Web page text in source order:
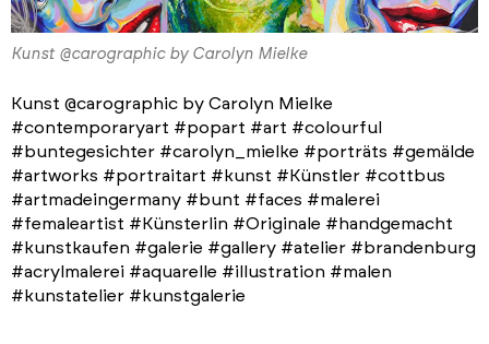
Kunst @carographic by Carolyn Mielke
Kunst @carographic by Carolyn Mielke
#contemporaryart #popart #art #colourful
#buntegesichter #carolyn_mielke #porträts #gemälde
#artworks #portraitart #kunst #Künstler #cottbus
#artmadeingermany #bunt #faces #malerei
#femaleartist #Künsterlin #Originale #handgemacht
#kunstkaufen #galerie #gallery #atelier #brandenburg
#acrylmalerei #aquarelle #illustration #malen
#kunstatelier #kunstgalerie